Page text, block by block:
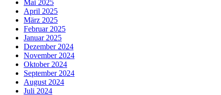
Mai 2025
April 2025
März 2025
Februar 2025
Januar 2025
Dezember 2024
November 2024
Oktober 2024
September 2024
August 2024
Juli 2024